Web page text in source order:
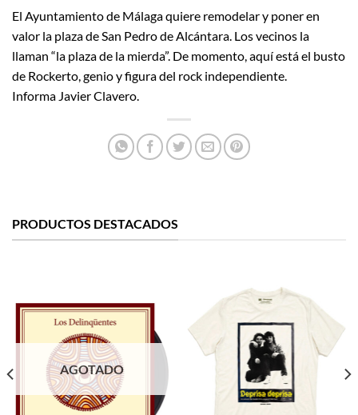
El Ayuntamiento de Málaga quiere remodelar y poner en
valor la plaza de San Pedro de Alcántara. Los vecinos la
llaman “la plaza de la mierda”. De momento, aquí está el busto
de Rockerto, genio y figura del rock independiente.
Informa Javier Clavero.
PRODUCTOS DESTACADOS
AGOTADO